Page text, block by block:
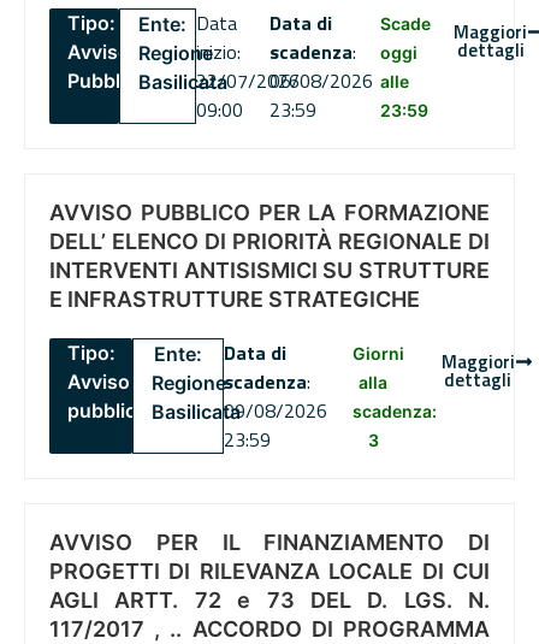
Tipo:
Avviso
Pubblico
Ente:
Regione
Basilicata
Data
inizio:
22/07/2026
09:00
Data di
scadenza:
06/08/2026
23:59
Scade
oggi
alle
23:59
Maggiori
dettagli
AVVISO PUBBLICO PER LA FORMAZIONE
DELL’ ELENCO DI PRIORITÀ REGIONALE DI
INTERVENTI ANTISISMICI SU STRUTTURE
E INFRASTRUTTURE STRATEGICHE
Tipo:
Avviso
pubblico
Ente:
Regione
Basilicata
Data di
scadenza:
09/08/2026
23:59
Giorni
alla
scadenza:
3
Maggiori
dettagli
AVVISO PER IL FINANZIAMENTO DI
PROGETTI DI RILEVANZA LOCALE DI CUI
AGLI ARTT. 72 e 73 DEL D. LGS. N.
117/2017 , .. ACCORDO DI PROGRAMMA